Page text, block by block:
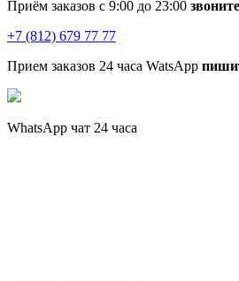
Приём заказов с 9:00 до 23:00 звоните
+7 (812) 679 77 77
Прием заказов 24 часа WatsApp
WhatsApp чат 24 часа